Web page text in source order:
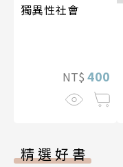
獨異性社會
NT$ 400
精選好書